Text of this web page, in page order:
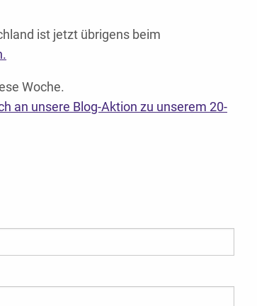
ist jetzt übrigens beim
Woche.
an unsere Blog-Aktion zu unserem 20-